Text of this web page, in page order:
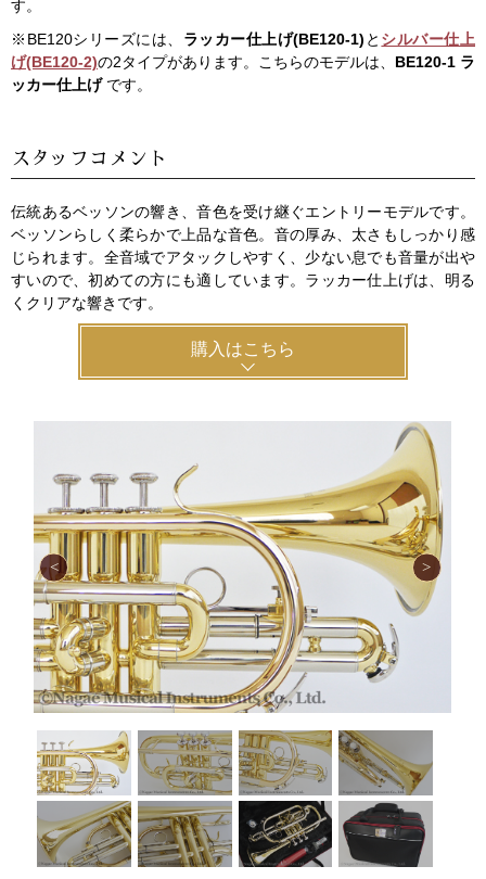
す。
※BE120シリーズには、 ラッカー仕上げ(BE120-1) と シルバー仕上
げ(BE120-2)の2タイプがあります。こちらのモデルは、 BE120-1 ラ
ッカー仕上げです。
スタッフコメント
伝統あるベッソンの響き、音色を受け継ぐエントリーモデルです。
ベッソンらしく柔らかで上品な音色。音の厚み、太さもしっかり感
じられます。全音域でアタックしやすく、少ない息でも音量が出や
すいので、初めての方にも適しています。ラッカー仕上げは、明る
くクリアな響きです。
購入はこちら